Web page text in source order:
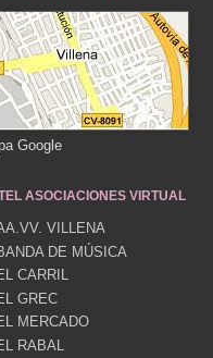
Google
ASOCIACIONES VIRTUAL
VILLENA
DE MÚSICA
CARRIL
GREC
MERCADO
RABAL